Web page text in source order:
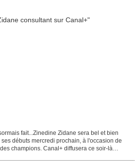
fait...Zinedine Zidane sera bel et bien
débuts mercredi prochain, à l'occasion de
champions. Canal+ diffusera ce soir-là